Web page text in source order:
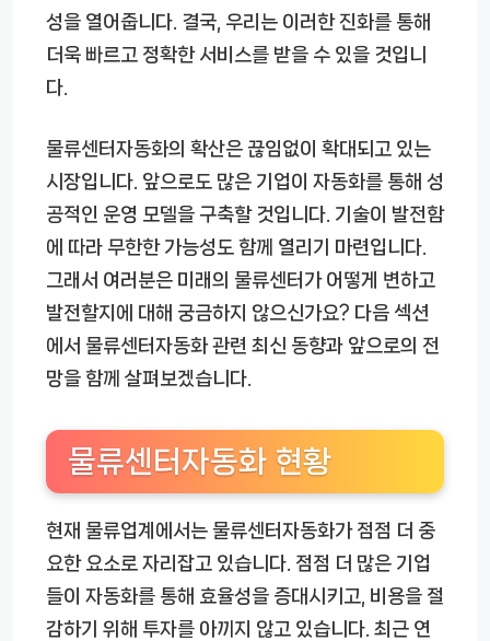
성을 열어줍니다. 결국, 우리는 이러한 진화를 통해
더욱 빠르고 정확한 서비스를 받을 수 있을 것입니
다.
물류센터자동화의 확산은 끊임없이 확대되고 있는
시장입니다. 앞으로도 많은 기업이 자동화를 통해 성
공적인 운영 모델을 구축할 것입니다. 기술이 발전함
에 따라 무한한 가능성도 함께 열리기 마련입니다.
그래서 여러분은 미래의 물류센터가 어떻게 변하고
발전할지에 대해 궁금하지 않으신가요? 다음 섹션
에서 물류센터자동화 관련 최신 동향과 앞으로의 전
망을 함께 살펴보겠습니다.
물류센터자동화 현황
현재 물류업계에서는 물류센터자동화가 점점 더 중
요한 요소로 자리잡고 있습니다. 점점 더 많은 기업
들이 자동화를 통해 효율성을 증대시키고, 비용을 절
감하기 위해 투자를 아끼지 않고 있습니다. 최근 연